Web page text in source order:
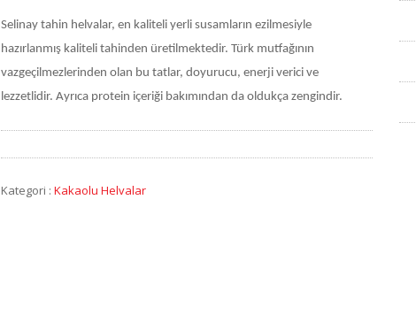
Selinay tahin helvalar, en kaliteli yerli susamların ezilmesiyle
hazırlanmış kaliteli tahinden üretilmektedir. Türk mutfağının
vazgeçilmezlerinden olan bu tatlar, doyurucu, enerji verici ve
lezzetlidir. Ayrıca protein içeriği bakımından da oldukça zengindir.
Kategori : Kakaolu Helvalar